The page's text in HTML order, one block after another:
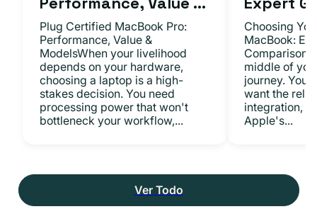
Plug Certified MacBook Pro:
Performance, Value &
ModelsWhen your livelihood
depends on your hardware,
choosing a laptop is a high-
stakes decision. You need
processing power that won't
bottleneck your workflow,...
Choosing
MacBook:
middle of
journey. You
want the
integration,
Apple's...
Ver Todo